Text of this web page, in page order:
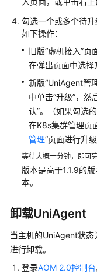
览
管
理
采
集
座
UniAgent
安
安
装
版）
勾选一个或多个待
如下操作：
旧版“虚机接入”
在弹出页面中选择
新版“UniAgent管
中单击“升级”，然
认”。（如果勾选
在K8s集群管理页
管理”页面进行升级
等待大概一分钟，即可
版本是高于1.1.9的
本。
卸载UniAgent
当主机的UniAgent状
进行卸载。
登录AOM 2.0控制台